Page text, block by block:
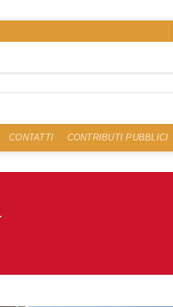
CONTATTI CONTRIBUTI PUBBLICI